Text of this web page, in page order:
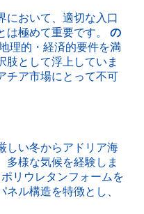
において、適切な入口
は極めて重要です。 の
理的・経済的要件を満
肢として浮上していま
チア市場にとって不可
しい冬からアドリア海
多様な気候を経験しま
リウレタンフォームを
ル構造を特徴とし、